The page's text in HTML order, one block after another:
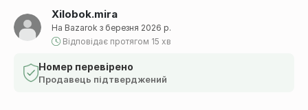
Xilobok.mira
На Bazarok з березня 2026 р.
Відповідає протягом 15 хв
Номер перевірено
Продавець підтверджений